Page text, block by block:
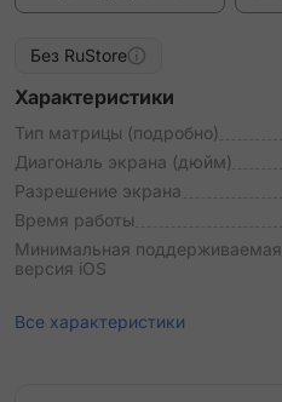
Без RuStore
Характеристики
Тип матрицы (подробно)
Диагональ экрана (дюйм)
Разрешение экрана
Время работы
Минимальная поддерживаемая
версия iOS
Все характеристики